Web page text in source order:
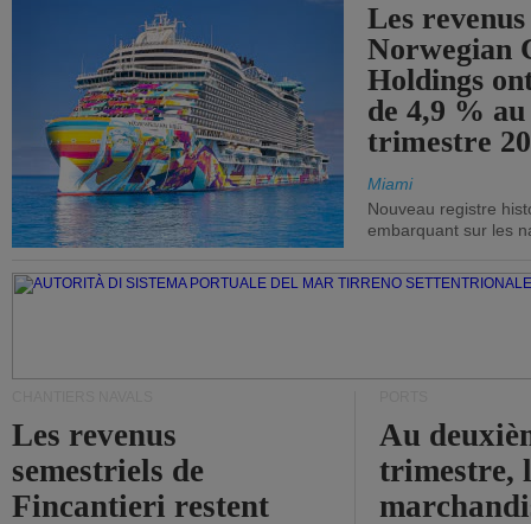
Les
Norwegian
Holdings
de 4,9 %
trimestre
Miami
Nouveau registre
embarquant sur les
Les revenus
semestriels de
Fincantieri restent
Au
trimestre,